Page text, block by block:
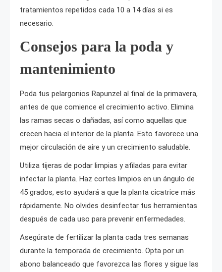
tratamientos repetidos cada 10 a 14 días si es
necesario.
Consejos para la poda y
mantenimiento
Poda tus pelargonios Rapunzel al final de la primavera,
antes de que comience el crecimiento activo. Elimina
las ramas secas o dañadas, así como aquellas que
crecen hacia el interior de la planta. Esto favorece una
mejor circulación de aire y un crecimiento saludable.
Utiliza tijeras de podar limpias y afiladas para evitar
infectar la planta. Haz cortes limpios en un ángulo de
45 grados, esto ayudará a que la planta cicatrice más
rápidamente. No olvides desinfectar tus herramientas
después de cada uso para prevenir enfermedades.
Asegúrate de fertilizar la planta cada tres semanas
durante la temporada de crecimiento. Opta por un
abono balanceado que favorezca las flores y sigue las